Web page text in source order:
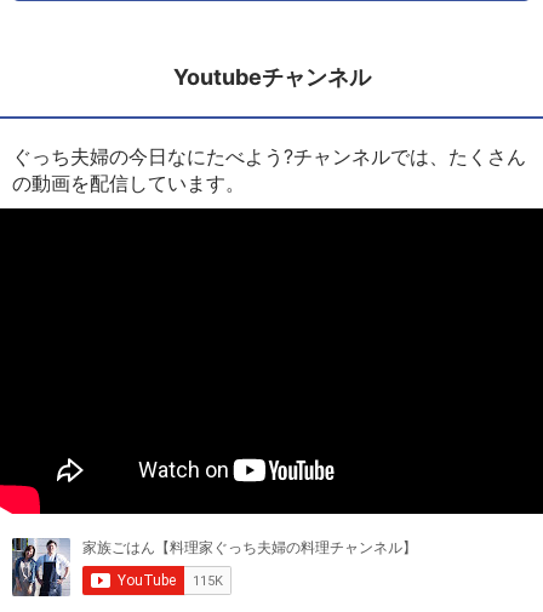
Youtubeチャンネル
ぐっち夫婦の今日なにたべよう?チャンネルでは、たくさん
の動画を配信しています。